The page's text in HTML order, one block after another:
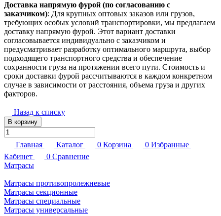
Доставка напрямую фурой (по согласованию с
заказчиком): Для крупных оптовых заказов или грузов,
требующих особых условий транспортировки, мы предлагаем
доставку напрямую фурой. Этот вариант доставки
согласовывается индивидуально с заказчиком и
предусматривает разработку оптимального маршрута, выбор
подходящего транспортного средства и обеспечение
сохранности груза на протяжении всего пути. Стоимость и
сроки доставки фурой рассчитываются в каждом конкретном
случае в зависимости от расстояния, объема груза и других
факторов.
Назад к списку
В корзину
Главная Каталог 0 Корзина 0 Избранные
Кабинет
0 Сравнение
Матрасы
Матрасы противопролежневые
Матрасы секционные
Матрасы специальные
Матрасы универсальные